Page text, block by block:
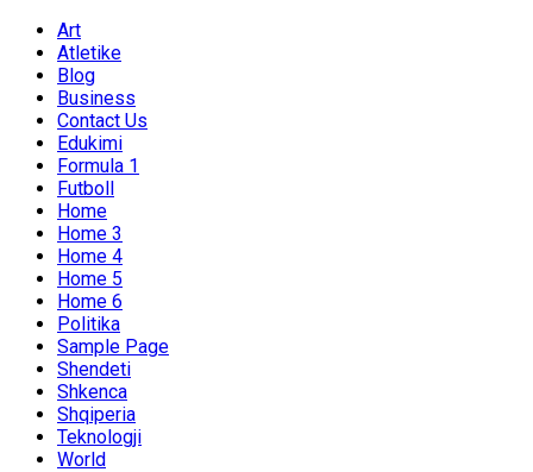
Art
Atletike
Blog
Business
Contact Us
Edukimi
Formula 1
Futboll
Home
Home 3
Home 4
Home 5
Home 6
Politika
Sample Page
Shendeti
Shkenca
Shqiperia
Teknologji
World